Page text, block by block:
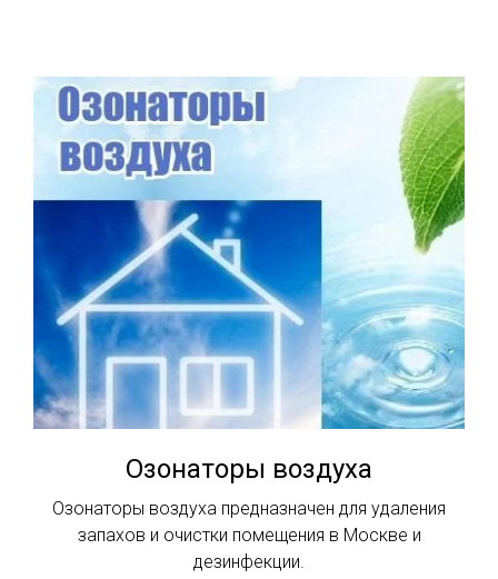
Озонаторы воздуха
Озонаторы воздуха предназначен для удаления
запахов и очистки помещения в Москве и
дезинфекции.